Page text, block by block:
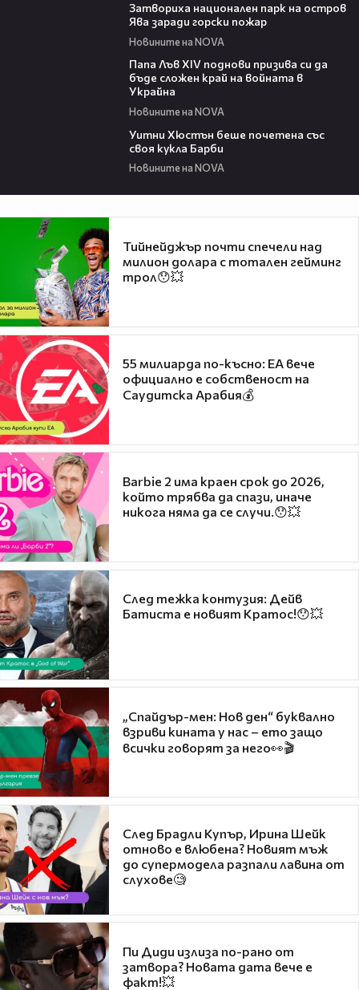
Затвориха национален парк на остров
Ява заради горски пожар
Новините на NOVA
Папа Лъв XIV поднови призива си да
бъде сложен край на войната в
Украйна
Новините на NOVA
Уитни Хюстън беше почетена със
своя кукла Барби
Новините на NOVA
Тийнейджър почти спечели над
милион долара с тотален гейминг
трол😯💥
55 милиарда по-късно: EA вече
официално е собственост на
Саудитска Арабия💰
Barbie 2 има краен срок до 2026,
който трябва да спази, иначе
никога няма да се случи.😯💥
След тежка контузия: Дейв
Батиста е новият Кратос!😯💥
„Спайдър-мен: Нов ден“ буквално
взриви кината у нас – ето защо
всички говорят за него👀🎬
След Брадли Купър, Ирина Шейк
отново е влюбена? Новият мъж
до супермодела разпали лавина от
слухове🧐
Пи Диди излиза по-рано от
затвора? Новата дата вече е
факт!💥